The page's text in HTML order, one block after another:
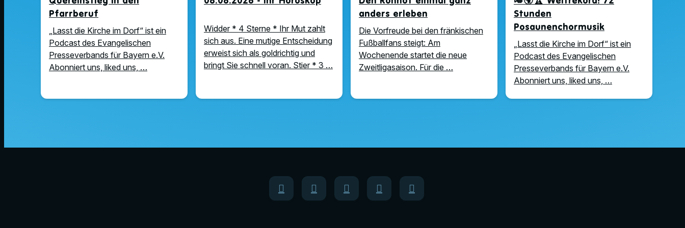
Pfarrberuf
„Lasst die Kirche im Dorf“ ist ein
Podcast des Evangelischen
Presseverbands für Bayern e.V.
Abonniert uns, liked uns, …
Widder * 4 Sterne * Ihr Mut zahlt
sich aus. Eine mutige Entscheidung
erweist sich als goldrichtig und
bringt Sie schnell voran. Stier * 3 …
anders erleben
Die Vorfreude bei den fränkischen
Fußballfans steigt: Am
Wochenende startet die neue
Zweitligasaison. Für die …
Stunden
Posaunenchormusik
„Lasst die Kirche im Dorf“ ist ein
Podcast des Evangelischen
Presseverbands für Bayern e.V.
Abonniert uns, liked uns, …